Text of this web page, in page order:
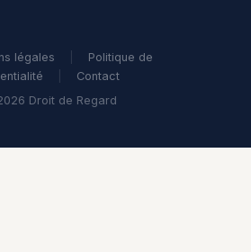
légales
Politique de
Contact
Droit de Regard